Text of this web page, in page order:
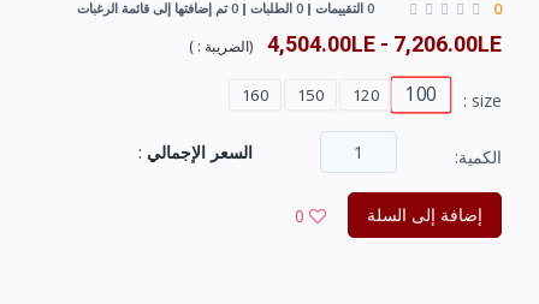
0 0 التقييمات 0 الطلبات 0 تم إضافتها إلى قائمة الرغبات
4,504.00LE - 7,206.00LE
(الضريبة : )
size :
100
120
150
160
الكمية: السعر الإجمالي :
إضافة إلى السلة 0